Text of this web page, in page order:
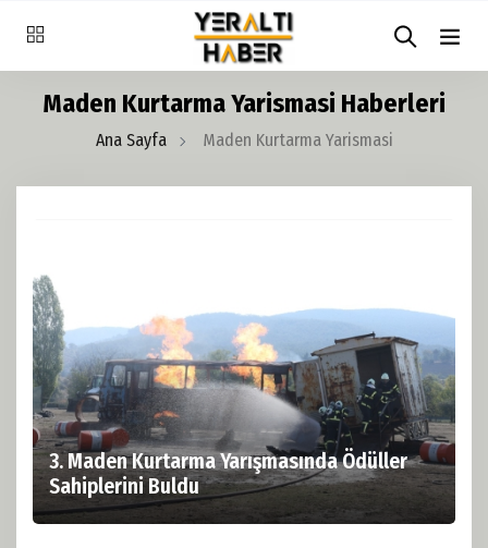
Maden Kurtarma Yarismasi Haberleri
Ana Sayfa Maden Kurtarma Yarismasi
3. Maden Kurtarma Yarışmasında Ödüller
Sahiplerini Buldu